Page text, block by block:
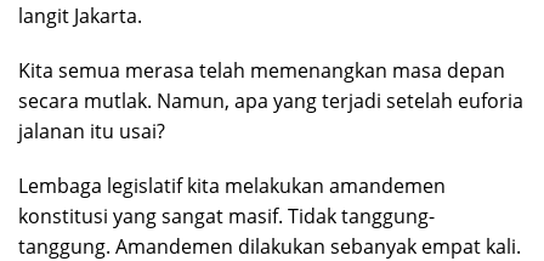
langit Jakarta.
Kita semua merasa telah memenangkan masa depan
secara mutlak. Namun, apa yang terjadi setelah euforia
jalanan itu usai?
Lembaga legislatif kita melakukan amandemen
konstitusi yang sangat masif. Tidak tanggung-
tanggung. Amandemen dilakukan sebanyak empat kali.